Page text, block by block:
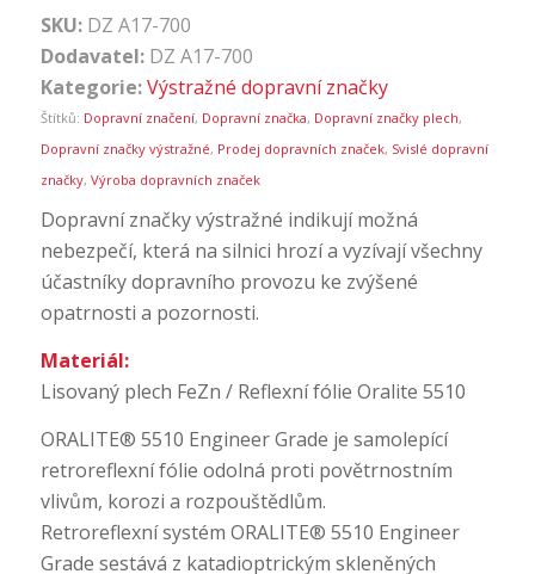
SKU: DZ A17-700
Dodavatel: DZ A17-700
Kategorie:Výstražné dopravní značky
Štítků: Dopravní značení, Dopravní značka, Dopravní značky plech,
Dopravní značky výstražné, Prodej dopravních značek, Svislé dopravní
značky, Výroba dopravních značek
Dopravní značky výstražné indikují možná
nebezpečí, která na silnici hrozí a vyzívají všechny
účastníky dopravního provozu ke zvýšené
opatrnosti a pozornosti.
Materiál:
Lisovaný plech FeZn / Reflexní fólie Oralite 5510
ORALITE® 5510 Engineer Grade je samolepící
retroreflexní fólie odolná proti povětrnostním
vlivům, korozi a rozpouštědlům.
Retroreflexní systém ORALITE® 5510 Engineer
Grade sestává z katadioptrickým skleněných